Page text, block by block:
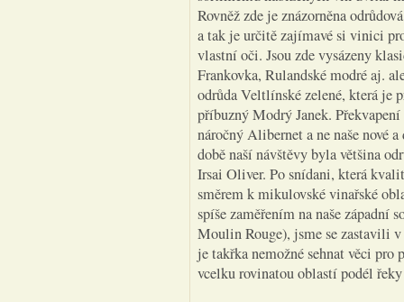
Rovněž zde je znázorněna
a tak je určitě zajímavé si vinici
vlastní oči. Jsou zde vysázeny
Frankovka, Rulandské modré aj.
odrůda Veltlínské zelené, která
příbuzný Modrý Janek.
náročný Alibernet a ne naše nové
době naší návštěvy byla většina
Irsai Oliver. Po snídani, která
směrem k mikulovské vinařské
spíše zaměřením na naše západní
Moulin Rouge), jsme se zastavili
je takřka nemožné sehnat věci
vcelku rovinatou oblastí podél